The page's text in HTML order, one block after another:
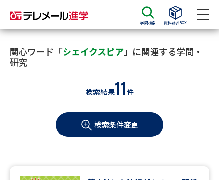
学問検索 資料請求BOX
資料請求 資料検索
大学・短大の資料種類から請求
学部・学科パンフ
総合型選抜・学校推薦型選抜 募
大学入学共通テスト利用選抜の
関心ワード「シェイクスピア」に関連する学問・
研究
検索結果11件
検索条件変更